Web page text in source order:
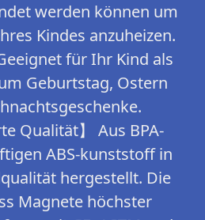
werden können um
Kindes anzuheizen.
für Ihr Kind als
Geburtstag, Ostern
Qualität】 Aus BPA-
ABS-kunststoff in
hergestellt. Die
Magnete höchster